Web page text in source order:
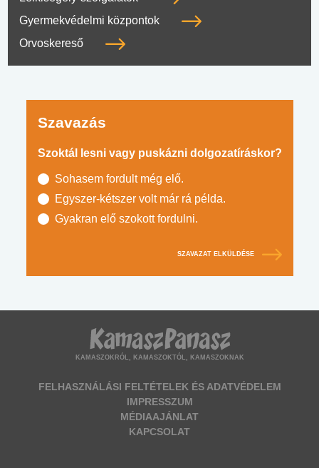
Gyermekvédelmi központok
Orvoskereső
Szavazás
Szoktál lesni vagy puskázni dolgozatíráskor?
Sohasem fordult még elő.
Egyszer-kétszer volt már rá példa.
Gyakran elő szokott fordulni.
SZAVAZAT ELKÜLDÉSE
KAMASZOKRÓL, KAMASZOKTÓL, KAMASZOKNAK
FELHASZNÁLÁSI FELTÉTELEK ÉS ADATVÉDELEM
IMPRESSZUM
MÉDIAAJÁNLAT
KAPCSOLAT